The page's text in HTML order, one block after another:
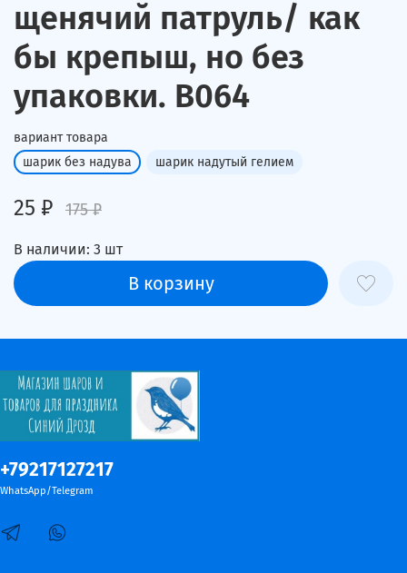
щенячий патруль/ как
бы крепыш, но без
упаковки. В064
вариант товара
шарик без надува
шарик надутый гелием
25 ₽ 175 ₽
В наличии: 3 шт
В корзину
+79217127217
WhatsApp/Telegram